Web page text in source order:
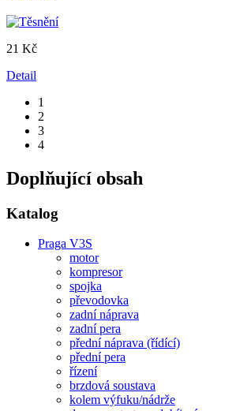
21 Kč
Detail
1
2
3
4
Doplňující obsah
Katalog
Praga V3S
motor
kompresor
spojka
převodovka
zadní náprava
zadní pera
přední náprava (řídící)
přední pera
řízení
brzdová soustava
kolem výfuku/nádrže